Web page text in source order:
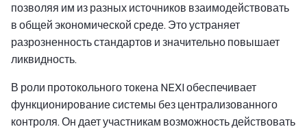
позволяя им из разных источников взаимодействовать
в общей экономической среде. Это устраняет
разрозненность стандартов и значительно повышает
ликвидность.
В роли протокольного токена NEXI обеспечивает
функционирование системы без централизованного
контроля. Он дает участникам возможность действовать